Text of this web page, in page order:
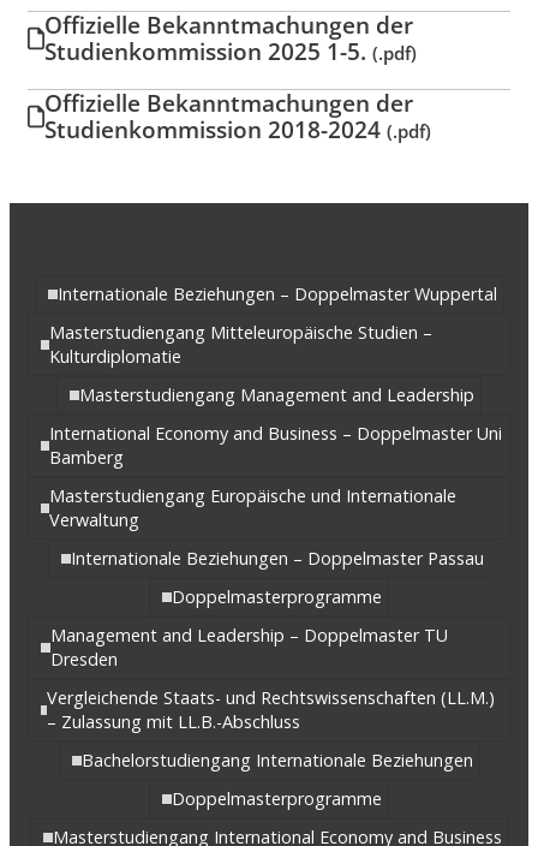
Offizielle Bekanntmachungen der
Studienkommission 2025 1-5.(.pdf)
Offizielle Bekanntmachungen der
Studienkommission 2018-2024(.pdf)
Internationale Beziehungen – Doppelmaster Wuppertal
Masterstudiengang Mitteleuropäische Studien –
Kulturdiplomatie
Masterstudiengang Management and Leadership
International Economy and Business – Doppelmaster Uni
Bamberg
Masterstudiengang Europäische und Internationale
Verwaltung
Internationale Beziehungen – Doppelmaster Passau
Doppelmasterprogramme
Management and Leadership – Doppelmaster TU
Dresden
Vergleichende Staats- und Rechtswissenschaften (LL.M.)
– Zulassung mit LL.B.-Abschluss
Bachelorstudiengang Internationale Beziehungen
Doppelmasterprogramme
Masterstudiengang International Economy and Business